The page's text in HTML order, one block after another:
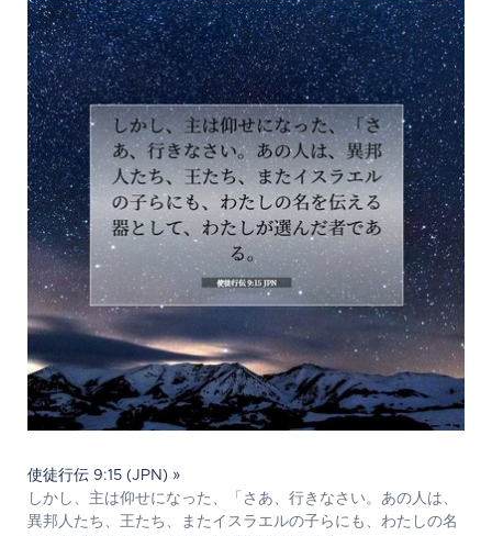
使徒行伝 9:15 (JPN) »
しかし、主は仰せになった、「さあ、行きなさい。あの人は、
異邦人たち、王たち、またイスラエルの子らにも、わたしの名